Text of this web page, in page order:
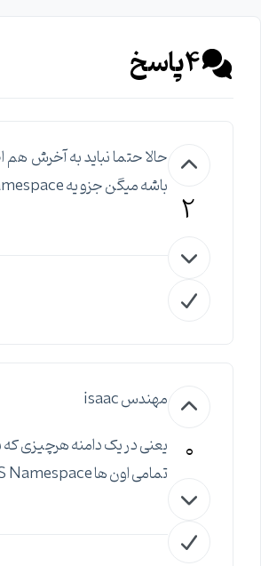
4پاسخ
2
حالا حتما نباید به آخرش
باشه میگن جزو یه DNS Namespace هست. مثالی که در بالا زدم دقیقا همین رو میرسوند.
0
مهندس isaac
تمامی اون ها DNS Namespace اون دامنه حساب میشن.